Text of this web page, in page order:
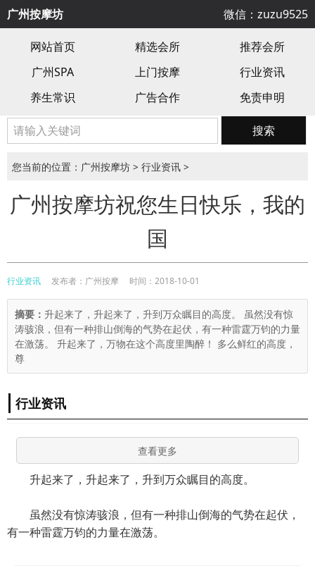
广州按摩坊 微信：zuzu9525
网站首页 精选会所
推荐会所
广州SPA
上门按摩
行业资讯
养生常识
广告合作 免责申明
搜索
您当前的位置： 广州按摩坊> 行业资讯>
广州按摩坊祝您生日快乐，我的
国
行业资讯 发布者：广州按摩 时间：2018-10-01
摘要： 升起来了，升起来了，升到万众瞩目的高度。 虽然没有惊
涛骇浪，但有一种排山倒海的气势在起伏，有一种雷霆万钧的力量
在激荡。 升起来了，万物在这个高度里陶醉！ 多么鲜红的高度，
尊
行业资讯
查看更多
升起来了，升起来了，升到万众瞩目的高度。
虽然没有惊涛骇浪，但有一种排山倒海的气势在起伏，
有一种雷霆万钧的力量在激荡。